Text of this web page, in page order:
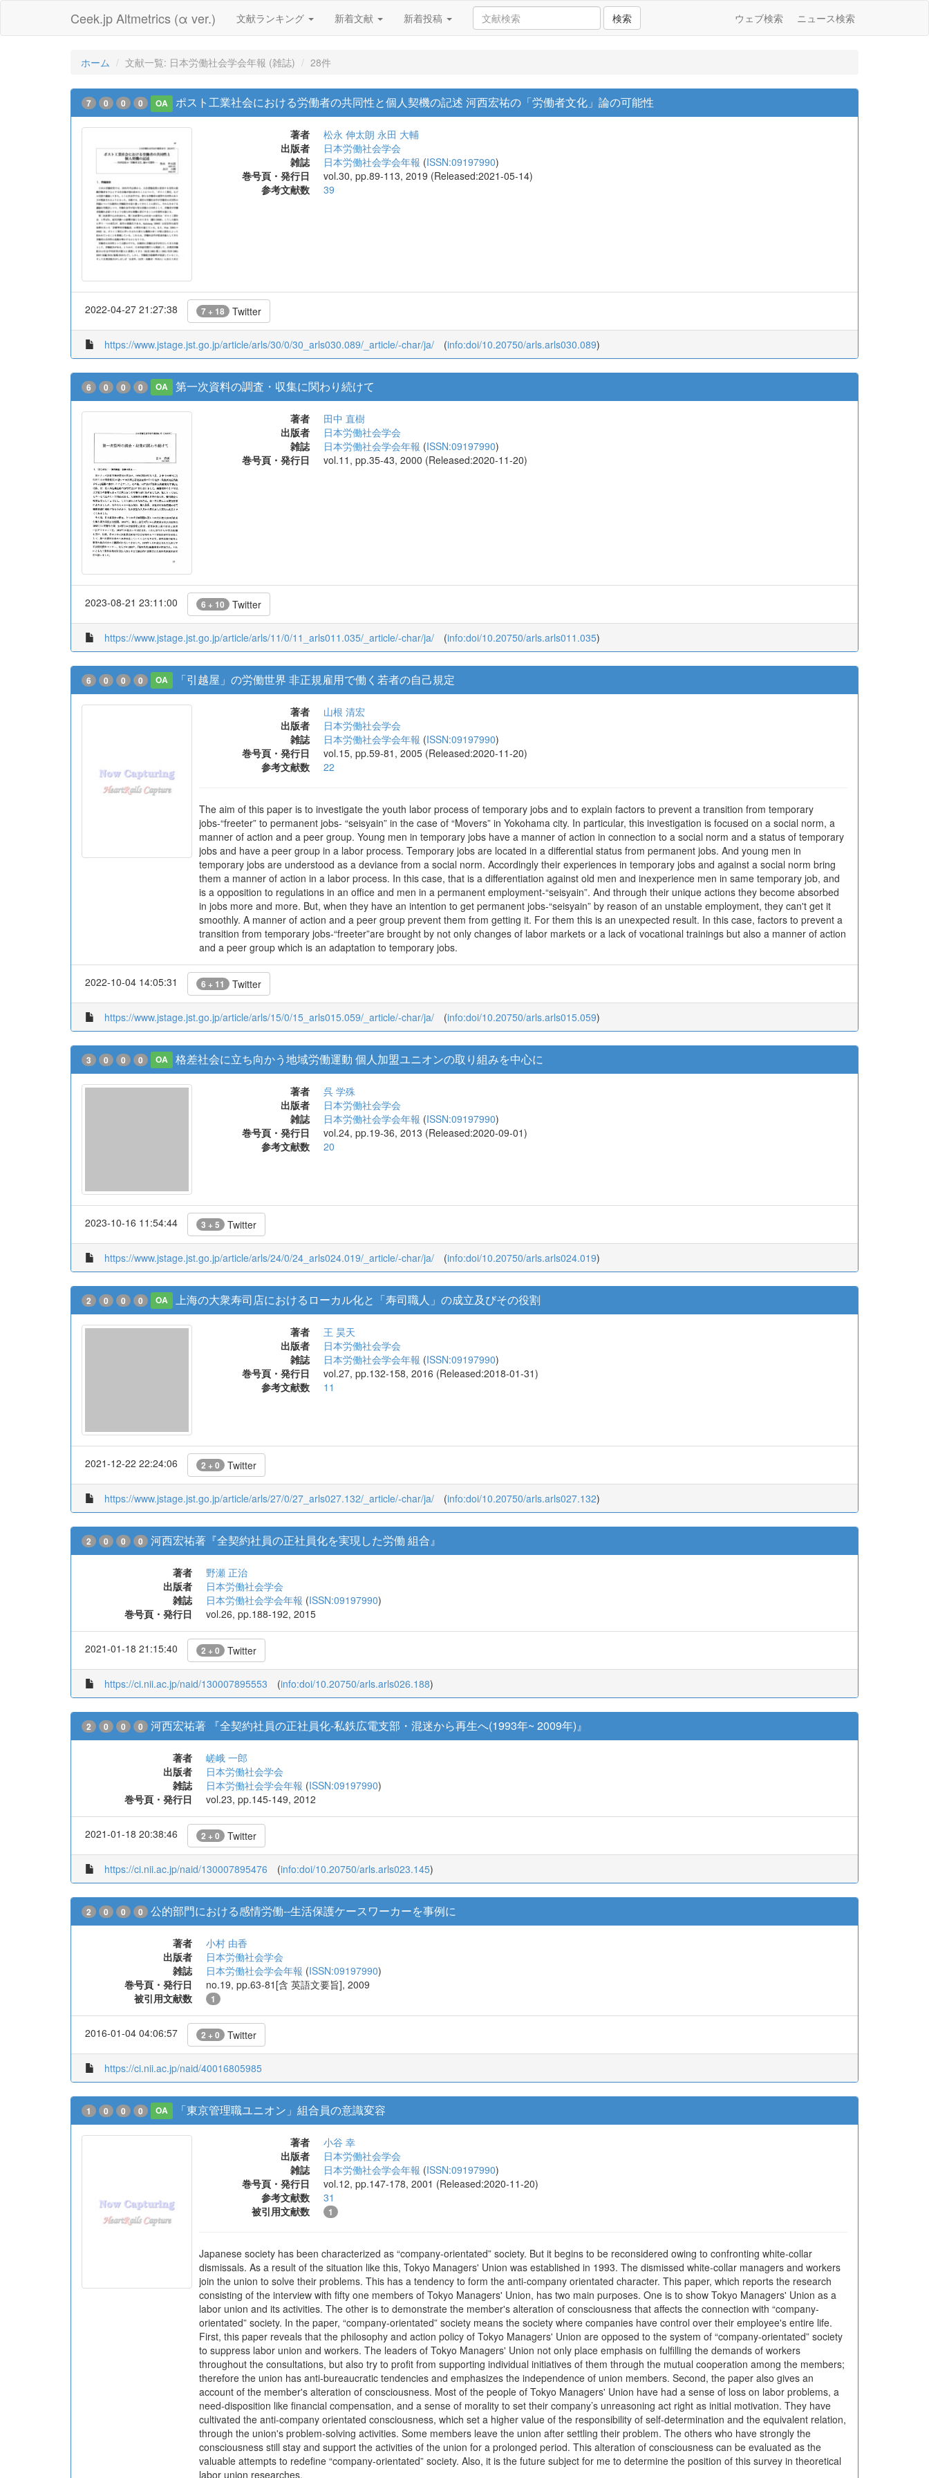
Ceek.jp Altmetrics (α ver.) 文献ランキング 新着文献 新着投稿 検索 ウェブ検索 ニュース検索
ホーム 文献一覧: 日本労働社会学会年報 (雑誌) 28件
7 0 0 0 OA ポスト工業社会における労働者の共同性と個人契機の記述 河西宏祐の「労働者文化」論の可能性
著者 松永 伸太朗 永田 大輔
出版者
日本労働社会学会
雑誌
日本労働社会学会年報 (ISSN:09197990)
巻号頁・発行日
vol.30, pp.89-113, 2019 (Released:2021-05-14)
参考文献数
39
2022-04-27 21:27:38 7 + 18 Twitter
https://www.jstage.jst.go.jp/article/arls/30/0/30_arls030.089/_article/-char/ja/ (info:doi/10.20750/arls.arls030.089)
6 0 0 0 OA 第一次資料の調査・収集に関わり続けて
著者
田中 直樹
出版者
日本労働社会学会
雑誌
日本労働社会学会年報 (ISSN:09197990)
巻号頁・発行日
vol.11, pp.35-43, 2000 (Released:2020-11-20)
2023-08-21 23:11:00 6 + 10 Twitter
https://www.jstage.jst.go.jp/article/arls/11/0/11_arls011.035/_article/-char/ja/ (info:doi/10.20750/arls.arls011.035)
6 0 0 0 OA 「引越屋」の労働世界 非正規雇用で働く若者の自己規定
著者
山根 清宏
出版者
日本労働社会学会
雑誌
日本労働社会学会年報 (ISSN:09197990)
巻号頁・発行日
vol.15, pp.59-81, 2005 (Released:2020-11-20)
参考文献数
22
The aim of this paper is to investigate the youth labor process of temporary jobs and to explain factors to prevent a transition from temporary
jobs-“freeter” to permanent jobs- “seisyain” in the case of “Movers” in Yokohama city. In particular, this investigation is focused on a social norm, a
manner of action and a peer group. Young men in temporary jobs have a manner of action in connection to a social norm and a status of temporary
jobs and have a peer group in a labor process. Temporary jobs are located in a differential status from permanent jobs. And young men in
temporary jobs are understood as a deviance from a social norm. Accordingly their experiences in temporary jobs and against a social norm bring
them a manner of action in a labor process. In this case, that is a differentiation against old men and inexperience men in same temporary job, and
is a opposition to regulations in an office and men in a permanent employment-“seisyain”. And through their unique actions they become absorbed
in jobs more and more. But, when they have an intention to get permanent jobs-“seisyain” by reason of an unstable employment, they can't get it
smoothly. A manner of action and a peer group prevent them from getting it. For them this is an unexpected result. In this case, factors to prevent a
transition from temporary jobs-“freeter”are brought by not only changes of labor markets or a lack of vocational trainings but also a manner of action
and a peer group which is an adaptation to temporary jobs.
2022-10-04 14:05:31 6 + 11 Twitter
https://www.jstage.jst.go.jp/article/arls/15/0/15_arls015.059/_article/-char/ja/ (info:doi/10.20750/arls.arls015.059)
3 0 0 0 OA 格差社会に立ち向かう地域労働運動 個人加盟ユニオンの取り組みを中心に
著者
呉 学殊
出版者
日本労働社会学会
雑誌
日本労働社会学会年報 (ISSN:09197990)
巻号頁・発行日
vol.24, pp.19-36, 2013 (Released:2020-09-01)
参考文献数
20
2023-10-16 11:54:44 3 + 5 Twitter
https://www.jstage.jst.go.jp/article/arls/24/0/24_arls024.019/_article/-char/ja/ (info:doi/10.20750/arls.arls024.019)
2 0 0 0 OA 上海の大衆寿司店におけるローカル化と「寿司職人」の成立及びその役割
著者
王 昊天
出版者
日本労働社会学会
雑誌
日本労働社会学会年報 (ISSN:09197990)
巻号頁・発行日
vol.27, pp.132-158, 2016 (Released:2018-01-31)
参考文献数
11
2021-12-22 22:24:06 2 + 0 Twitter
https://www.jstage.jst.go.jp/article/arls/27/0/27_arls027.132/_article/-char/ja/ (info:doi/10.20750/arls.arls027.132)
2 0 0 0 河西宏祐著『全契約社員の正社員化を実現した労働 組合』
著者
野瀬 正治
出版者
日本労働社会学会
雑誌
日本労働社会学会年報 (ISSN:09197990)
巻号頁・発行日
vol.26, pp.188-192, 2015
2021-01-18 21:15:40 2 + 0 Twitter
https://ci.nii.ac.jp/naid/130007895553 (info:doi/10.20750/arls.arls026.188)
2 0 0 0 河西宏祐著 『全契約社員の正社員化-私鉄広電支部・混迷から再生へ(1993年~ 2009年)』
著者
嵯峨 一郎
出版者
日本労働社会学会
雑誌
日本労働社会学会年報 (ISSN:09197990)
巻号頁・発行日
vol.23, pp.145-149, 2012
2021-01-18 20:38:46 2 + 0 Twitter
https://ci.nii.ac.jp/naid/130007895476 (info:doi/10.20750/arls.arls023.145)
2 0 0 0 公的部門における感情労働--生活保護ケースワーカーを事例に
著者
小村 由香
出版者
日本労働社会学会
雑誌
日本労働社会学会年報 (ISSN:09197990)
巻号頁・発行日
no.19, pp.63-81[含 英語文要旨], 2009
被引用文献数
1
2016-01-04 04:06:57 2 + 0 Twitter
https://ci.nii.ac.jp/naid/40016805985
1 0 0 0 OA 「東京管理職ユニオン」組合員の意識変容
著者
小谷 幸
出版者
日本労働社会学会
雑誌
日本労働社会学会年報 (ISSN:09197990)
巻号頁・発行日
vol.12, pp.147-178, 2001 (Released:2020-11-20)
参考文献数
31
被引用文献数
1
Japanese society has been characterized as “company-orientated” society. But it begins to be reconsidered owing to confronting white-collar
dismissals. As a result of the situation like this, Tokyo Managers' Union was established in 1993. The dismissed white-collar managers and workers
join the union to solve their problems. This has a tendency to form the anti-company orientated character. This paper, which reports the research
consisting of the interview with fifty one members of Tokyo Managers' Union, has two main purposes. One is to show Tokyo Managers' Union as a
labor union and its activities. The other is to demonstrate the member's alteration of consciousness that affects the connection with “company-
orientated” society. In the paper, “company-orientated” society means the society where companies have control over their employee's entire life.
First, this paper reveals that the philosophy and action policy of Tokyo Managers' Union are opposed to the system of “company-orientated” society
to suppress labor union and workers. The leaders of Tokyo Managers' Union not only place emphasis on fulfilling the demands of workers
throughout the consultations, but also try to profit from supporting individual initiatives of them through the mutual cooperation among the members;
therefore the union has anti-bureaucratic tendencies and emphasizes the independence of union members. Second, the paper also gives an
account of the member's alteration of consciousness. Most of the people of Tokyo Managers' Union have had a sense of loss on labor problems, a
need-disposition like financial compensation, and a sense of morality to set their company’s unreasoning act right as initial motivation. They have
cultivated the anti-company orientated consciousness, which set a higher value of the responsibility of self-determination and the equivalent relation,
through the union's problem-solving activities. Some members leave the union after settling their problem. The others who have strongly the
consciousness still stay and support the activities of the union for a prolonged period. This alteration of consciousness can be evaluated as the
valuable attempts to redefine “company-orientated” society. Also, it is the future subject for me to determine the position of this survey in theoretical
labor union researches.